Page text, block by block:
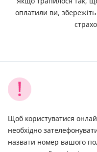
оплатили ви,
Щоб користуватися
необхідно
назвати номер вашого